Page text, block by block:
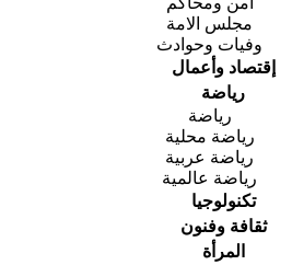
مجلس الامة
وفيات وحوادث
إقتصاد وأعمال
رياضة
رياضة
رياضة محلية
رياضة عربية
رياضة عالمية
تكنولوجيا
ثقافة وفنون
المرأة